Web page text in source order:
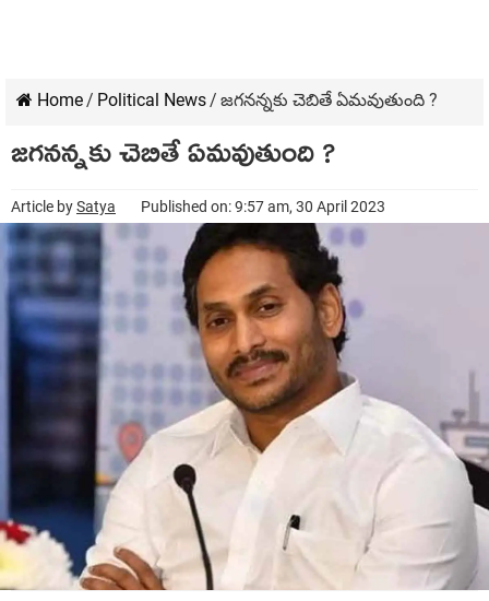
Home/ Political News/ జగనన్నకు చెబితే ఏమవుతుంది ?
జగనన్నకు చెబితే ఏమవుతుంది ?
Article bySatya Published on: 9:57 am, 30 April 2023